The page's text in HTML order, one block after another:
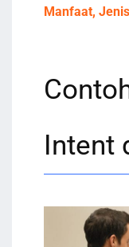
Manfaat,
Intent